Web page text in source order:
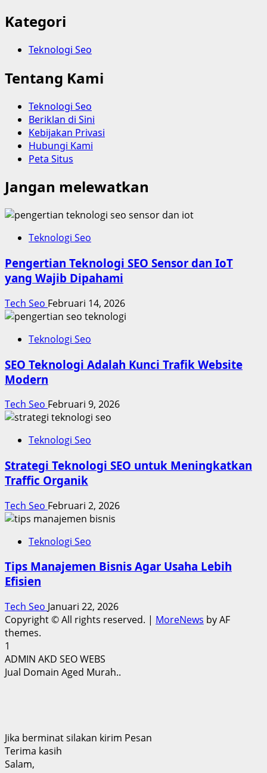
Kategori
Teknologi Seo
Tentang Kami
Teknologi Seo
Beriklan di Sini
Kebijakan Privasi
Hubungi Kami
Peta Situs
Jangan melewatkan
Teknologi Seo
Pengertian Teknologi SEO Sensor dan IoT
yang Wajib Dipahami
Tech Seo Februari 14, 2026
Teknologi Seo
SEO Teknologi Adalah Kunci Trafik Website
Modern
Tech Seo Februari 9, 2026
Teknologi Seo
Strategi Teknologi SEO untuk Meningkatkan
Traffic Organik
Tech Seo Februari 2, 2026
Teknologi Seo
Tips Manajemen Bisnis Agar Usaha Lebih
Efisien
Tech Seo Januari 22, 2026
Copyright © All rights reserved. | MoreNews by AF
themes.
1
ADMIN AKD SEO WEBS
Jual Domain Aged Murah..
Jika berminat silakan kirim Pesan
Terima kasih
Salam,